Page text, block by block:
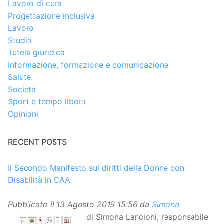
Lavoro di cura
Progettazione inclusiva
Lavoro
Studio
Tutela giuridica
Informazione, formazione e comunicazione
Salute
Società
Sport e tempo libero
Opinioni
RECENT POSTS
Il Secondo Manifesto sui diritti delle Donne con
Disabilità in CAA
Pubblicato il 13 Agosto 2019 15:56 da Simona
di Simona Lancioni, responsabile